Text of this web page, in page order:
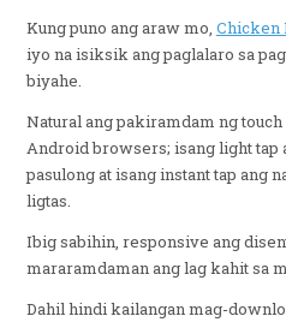
Kung puno ang araw mo, Chicken
iyo na isiksik ang paglalaro sa
biyahe.
Natural ang pakiramdam ng
Android browsers; isang light tap
pasulong at isang instant tap ang
ligtas.
Ibig sabihin, responsive ang
mararamdaman ang lag kahit sa
Dahil hindi kailangan mag-